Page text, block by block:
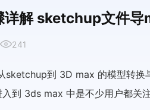
详解 sketchup文件导
241
sketchup到 3D max 的模型转换
到 3ds max 中是不少用户都关